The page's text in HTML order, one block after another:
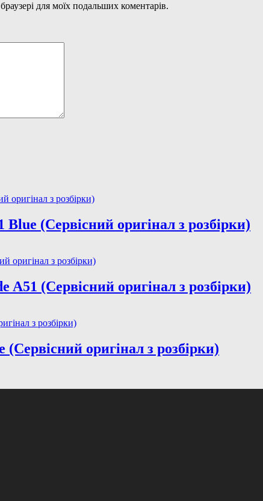
для моїх подальших коментарів.
(Сервісний оригінал з розбірки)
(Сервісний оригінал з розбірки)
оригінал з розбірки)